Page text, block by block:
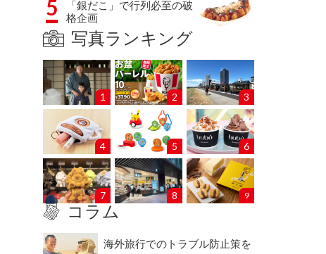
5
「銀だこ」で行列必至の破
格企画
写真ランキング
1 2 3
4 5 6
7 8 9
コラム
海外旅行でのトラブル防止策を